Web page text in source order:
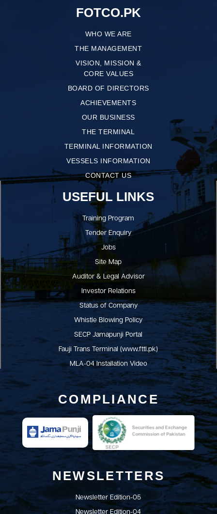
FOTCO.PK
WHO WE ARE
THE MANAGEMENT
VISION, MISSION &
CORE VALUES
BOARD OF DIRECTORS
ACHIEVEMENTS
OUR BUSINESS
THE TERMINAL
TERMINAL INFORMATION
VESSELS INFORMATION
CONTACT US
USEFUL LINKS
Training Program
Tender Enquiry
Jobs
Site Map
Auditor & Legal Advisor
Investor Relations
Status of Company
Whistle Blowing Policy
SECP Jamapunji Portal
Fauji Trans Terminal (www.fttl.pk)
MLA-04 Installation Video
COMPLIANCE
NEWSLETTERS
Newsletter Edition-05
Newsletter Edition-04